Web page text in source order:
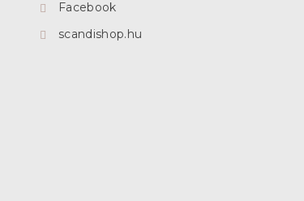
Facebook
scandishop.hu